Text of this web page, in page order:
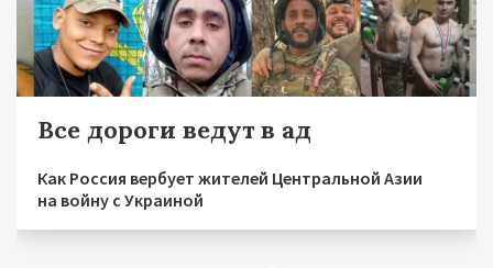
Все дороги ведут в ад
Как Россия вербует жителей Центральной Азии
на войну с Украиной